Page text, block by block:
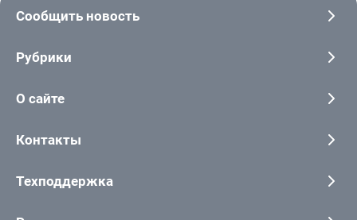
Сообщить новость
Рубрики
О сайте
Контакты
Техподдержка